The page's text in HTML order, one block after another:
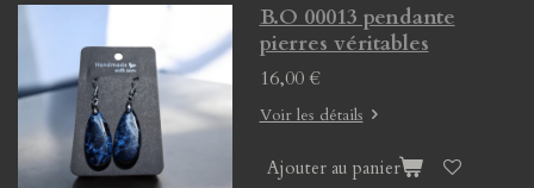
B.O 00013 pendante
pierres véritables
16,00 €
Voir les détails
Ajouter au panier